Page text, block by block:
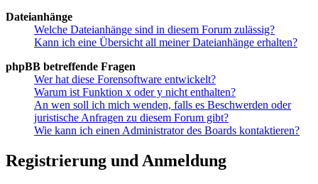
Dateianhänge
Welche Dateianhänge sind in diesem Forum zulässig?
Kann ich eine Übersicht all meiner Dateianhänge erhalten?
phpBB betreffende Fragen
Wer hat diese Forensoftware entwickelt?
Warum ist Funktion x oder y nicht enthalten?
An wen soll ich mich wenden, falls es Beschwerden oder
juristische Anfragen zu diesem Forum gibt?
Wie kann ich einen Administrator des Boards kontaktieren?
Registrierung und Anmeldung